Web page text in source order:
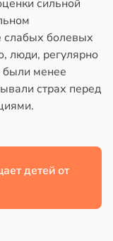
сильной
слабых болевых
люди, регулярно
менее
страх перед
детей от